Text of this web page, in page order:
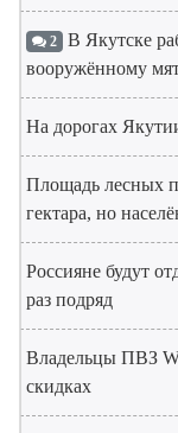
2 В Якутске
вооружённому
На дорогах
Площадь лесных
гектара, но
Россияне будут
раз подряд
Владельцы ПВЗ
скидках